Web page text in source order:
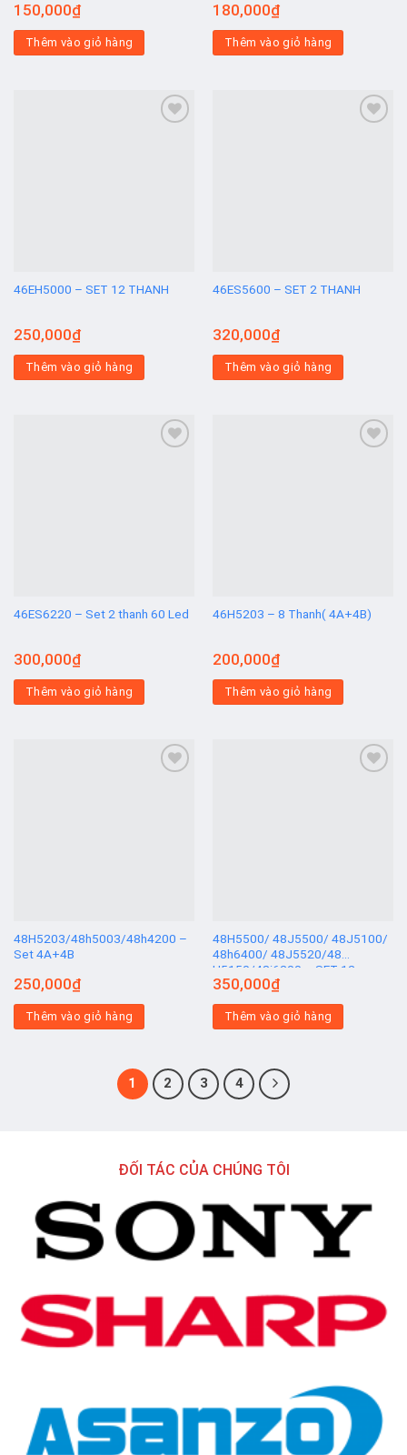
150,000₫
Thêm vào giỏ hàng
180,000₫
Thêm vào giỏ hàng
46EH5000 – SET 12 THANH
250,000₫
Thêm vào giỏ hàng
46ES5600 – SET 2 THANH
320,000₫
Thêm vào giỏ hàng
46ES6220 – Set 2 thanh 60 Led
300,000₫
Thêm vào giỏ hàng
46H5203 – 8 Thanh( 4A+4B)
200,000₫
Thêm vào giỏ hàng
48H5203/48h5003/48h4200 –
Set 4A+4B
250,000₫
Thêm vào giỏ hàng
48H5500/ 48J5500/ 48J5100/
48h6400/ 48J5520/48
H5150/48j6200 – SET 12
THANH
350,000₫
Thêm vào giỏ hàng
1 2 3 4
ĐỐI TÁC CỦA CHÚNG TÔI